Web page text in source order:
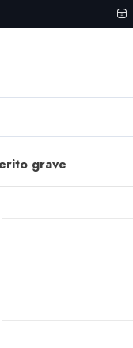
grave